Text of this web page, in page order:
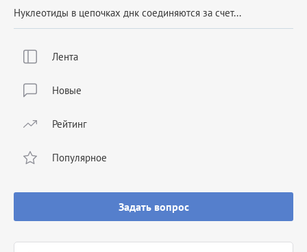
Лента
Новые
Рейтинг
Популярное
Задать вопрос
Нуклеотиды в цепочках днк соединяются за счет...